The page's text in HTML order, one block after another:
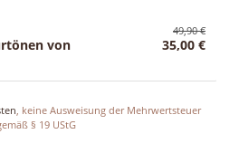
49,90 €
von
35,00 €
, keine Ausweisung der Mehrwertsteuer
§ 19 UStG